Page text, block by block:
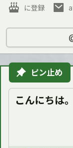
に登録
ピン止め
こんにちは。